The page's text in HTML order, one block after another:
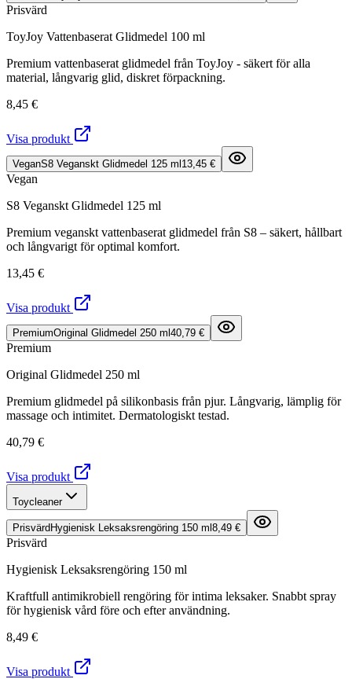
Prisvärd
ToyJoy Vattenbaserat Glidmedel 100 ml
Premium vattenbaserat glidmedel från ToyJoy - säkert för alla
material, långvarig glid, diskret förpackning.
8,45 €
Visa produkt
VeganS8 Veganskt Glidmedel 125 ml 13,45 €
Vegan
S8 Veganskt Glidmedel 125 ml
Premium veganskt vattenbaserat glidmedel från S8 – säkert, hållbart
och långvarigt för optimal komfort.
13,45 €
Visa produkt
PremiumOriginal Glidmedel 250 ml 40,79 €
Premium
Original Glidmedel 250 ml
Premium glidmedel på silikonbasis från pjur. Långvarig, lämplig för
massage och intimitet. Dermatologiskt testad.
40,79 €
Visa produkt
Toycleaner
Prisvärd Hygienisk Leksaksrengöring 150 ml 8,49 €
Prisvärd
Hygienisk Leksaksrengöring 150 ml
Kraftfull antimikrobiell rengöring för intima leksaker. Snabbt spray
för hygienisk vård före och efter användning.
8,49 €
Visa produkt